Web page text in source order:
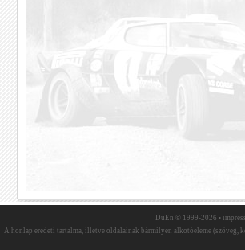
DuEn © 1999-2026 •
A honlap eredeti tartalma, illetve oldalainak bármilyen alkotóeleme (szöveg,